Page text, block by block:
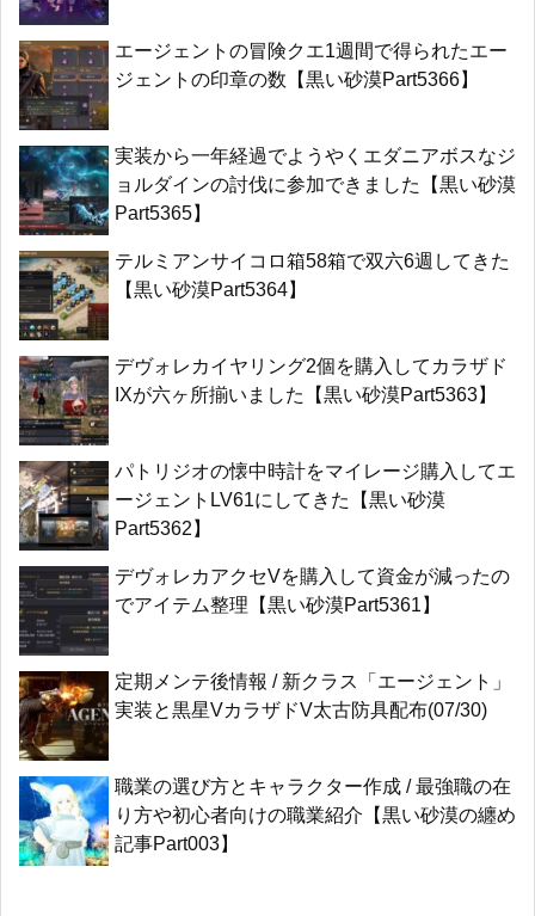
エージェントの冒険クエ1週間で得られたエー
ジェントの印章の数【黒い砂漠Part5366】
実装から一年経過でようやくエダニアボスなジ
ョルダインの討伐に参加できました【黒い砂漠
Part5365】
テルミアンサイコロ箱58箱で双六6週してきた
【黒い砂漠Part5364】
デヴォレカイヤリング2個を購入してカラザド
IXが六ヶ所揃いました【黒い砂漠Part5363】
パトリジオの懐中時計をマイレージ購入してエ
ージェントLV61にしてきた【黒い砂漠
Part5362】
デヴォレカアクセVを購入して資金が減ったの
でアイテム整理【黒い砂漠Part5361】
定期メンテ後情報 / 新クラス「エージェント」
実装と黒星VカラザドV太古防具配布(07/30)
職業の選び方とキャラクター作成 / 最強職の在
り方や初心者向けの職業紹介【黒い砂漠の纏め
記事Part003】